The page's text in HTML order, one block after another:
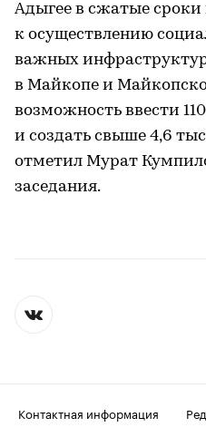
Адыгее в сжатые сроки
к осуществлению
важных
в Майкопе и
возможность ввести
и создать свыше 4,6
отметил Мурат
заседания.
Контактная информация